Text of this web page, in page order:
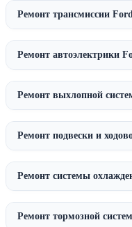
Ремонт трансмиссии
Ремонт автоэлектрики
Ремонт выхлопной
Ремонт подвески и
Ремонт системы
Ремонт тормозной